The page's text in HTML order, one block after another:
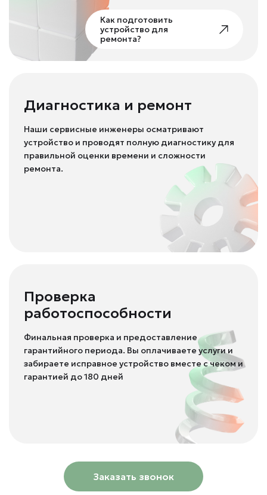
Как подготовить
устройство для
ремонта?
Диагностика и ремонт
Наши сервисные инженеры осматривают
устройство и проводят полную диагностику для
правильной оценки времени и сложности
ремонта.
Проверка
работоспособности
Финальная проверка и предоставление
гарантийного периода. Вы оплачиваете услуги и
забираете исправное устройство вместе с чеком и
гарантией до 180 дней
Заказать звонок